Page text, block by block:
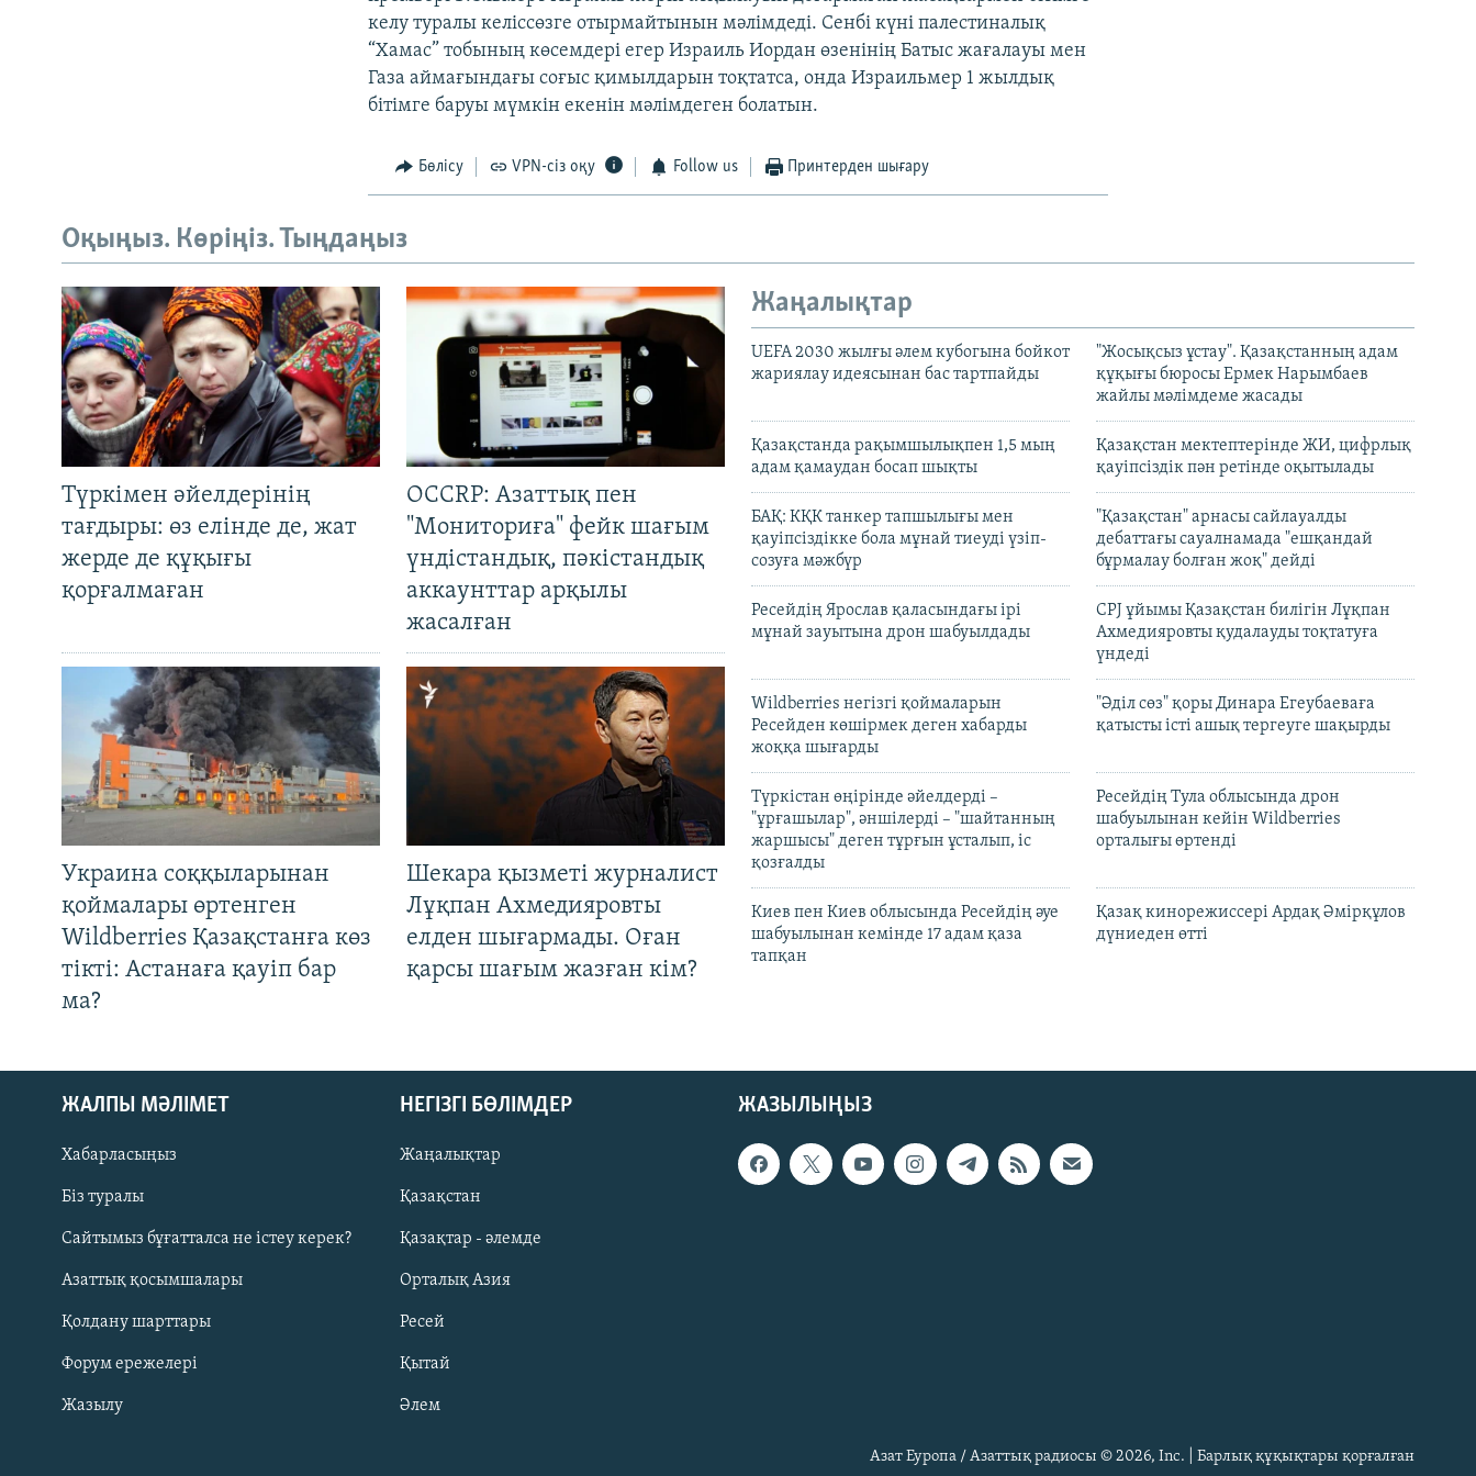
Русский
ЖАЗЫЛЫҢЫЗ
келу туралы келіссөзге отырмайтынын мәлімдеді. Сенбі күні палестиналық
“Хамас” тобының көсемдері егер Израиль Иордан өзенінің Батыс жағалауы мен
Газа аймағындағы соғыс қимылдарын тоқтатса, онда Израильмер 1 жылдық
бітімге баруы мүмкін екенін мәлімдеген болатын.
Бөлісу VPN-сіз оқу Follow us Принтерден шығару
Оқыңыз. Көріңіз. Тыңдаңыз
Түркімен әйелдерінің
тағдыры: өз елінде де, жат
жерде де құқығы
қорғалмаған
OCCRP: Азаттық пен
"Мониториға" фейк шағым
үндістандық, пәкістандық
аккаунттар арқылы
жасалған
Украина соққыларынан
қоймалары өртенген
Wildberries Қазақстанға көз
тікті: Астанаға қауіп бар
ма?
Шекара қызметі журналист
Лұқпан Ахмедияровты
елден шығармады. Оған
қарсы шағым жазған кім?
Жаңалықтар
UEFA 2030 жылғы әлем кубогына бойкот
жариялау идеясынан бас тартпайды
"Жосықсыз ұстау". Қазақстанның адам
құқығы бюросы Ермек Нарымбаев
жайлы мәлімдеме жасады
Қазақстанда рақымшылықпен 1,5 мың
адам қамаудан босап шықты
Қазақстан мектептерінде ЖИ, цифрлық
қауіпсіздік пән ретінде оқытылады
БАҚ: КҚК танкер тапшылығы мен
қауіпсіздікке бола мұнай тиеуді үзіп-
созуға мәжбүр
"Қазақстан" арнасы сайлауалды
дебаттағы сауалнамада "ешқандай
бұрмалау болған жоқ" дейді
Ресейдің Ярослав қаласындағы ірі
мұнай зауытына дрон шабуылдады
CPJ ұйымы Қазақстан билігін Лұқпан
Ахмедияровты қудалауды тоқтатуға
үндеді
Wildberries негізгі қоймаларын
Ресейден көшірмек деген хабарды
жоққа шығарды
"Әділ сөз" қоры Динара Егеубаеваға
қатысты істі ашық тергеуге шақырды
Түркістан өңірінде әйелдерді –
"ұрғашылар", әншілерді – "шайтанның
жаршысы" деген тұрғын ұсталып, іс
қозғалды
Ресейдің Тула облысында дрон
шабуылынан кейін Wildberries
орталығы өртенді
Киев пен Киев облысында Ресейдің әуе
шабуылынан кемінде 17 адам қаза
тапқан
Қазақ кинорежиссері Ардақ Әмірқұлов
дүниеден өтті
ЖАЗЫЛЫҢЫЗ
ЖАЛПЫ МӘЛІМЕТ
Хабарласыңыз
Біз туралы
Сайтымыз бұғатталса не істеу керек?
Азаттық қосымшалары
Қолдану шарттары
Форум ережелері
Жазылу
НЕГІЗГІ БӨЛІМДЕР
Жаңалықтар
Қазақстан
Қазақтар - әлемде
Орталық Азия
Ресей
Қытай
Әлем
Азат Еуропа / Азаттық радиосы © 2026, Inc. | Барлық құқықтары қорғалған